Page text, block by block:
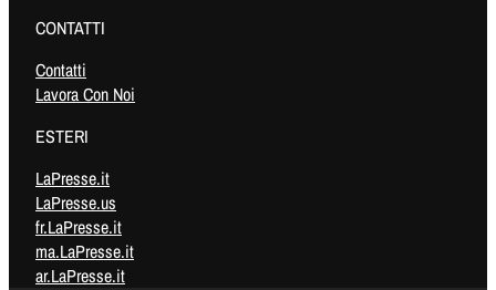
CONTATTI
Contatti
Lavora Con Noi
ESTERI
LaPresse.it
LaPresse.us
fr.LaPresse.it
ma.LaPresse.it
ar.LaPresse.it